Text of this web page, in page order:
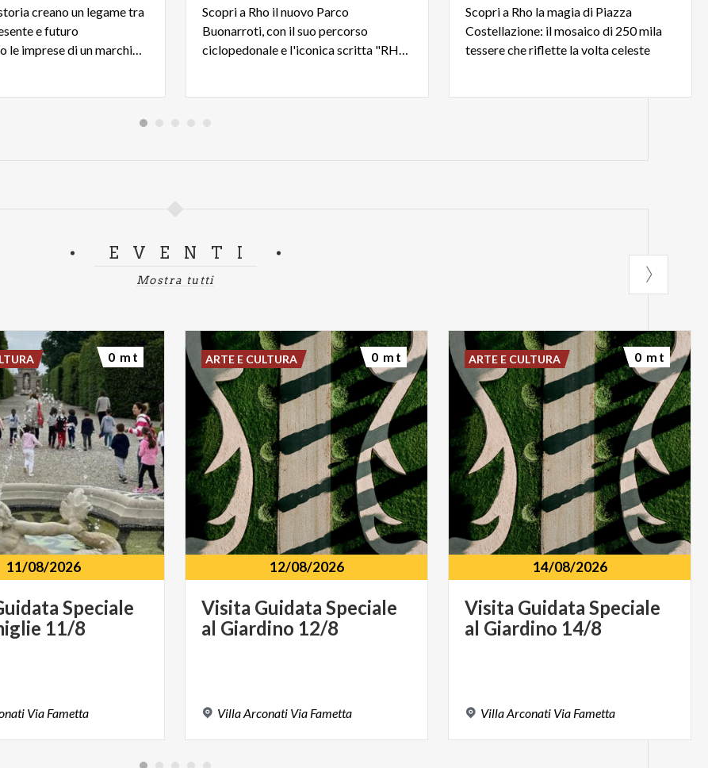
creano un legame tra
e futuro
raccontando le imprese di un marchio straordinario
Scopri a Rho il nuovo Parco
Buonarroti, con il suo percorso
ciclopedonale e l'iconica scritta "RHO"
Scopri a Rho la magia di Piazza
Costellazione: il mosaico di 250 mila
tessere che riflette la volta celeste
EVENTI
Mostra tutti
11/08/2026
Speciale
11/8
Via Fametta
0 mt
12/08/2026
Visita Guidata Speciale
al Giardino 12/8
VillaArconati Via Fametta
ARTE E CULTURA 0 mt
14/08/2026
Visita Guidata Speciale
al Giardino 14/8
VillaArconati Via Fametta
ARTE E CULTURA 0 mt